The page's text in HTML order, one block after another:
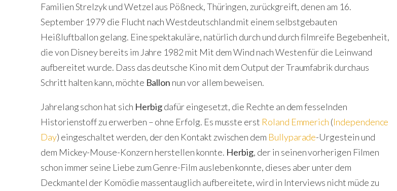
Familien Strelzyk und Wetzel aus Pößneck, Thüringen, zurückgreift, denen am 16.
September 1979 die Flucht nach Westdeutschland mit einem selbstgebauten
Heißluftballon gelang. Eine spektakuläre, natürlich durch und durch filmreife Begebenheit,
die von Disney bereits im Jahre 1982 mit Mit dem Wind nach Westen für die Leinwand
aufbereitet wurde. Dass das deutsche Kino mit dem Output der Traumfabrik durchaus
Schritt halten kann, möchte Ballon nun vor allem beweisen.
Jahrelang schon hat sich Herbigdafür eingesetzt, die Rechte an dem fesselnden
Historienstoff zu erwerben – ohne Erfolg. Es musste erst Roland Emmerich (Independence
Day) eingeschaltet werden, der den Kontakt zwischen dem Bullyparade-Urgestein und
dem Mickey-Mouse-Konzern herstellen konnte. Herbig, der in seinen vorherigen Filmen
schon immer seine Liebe zum Genre-Film ausleben konnte, dieses aber unter dem
Deckmantel der Komödie massentauglich aufbereitete, wird in Interviews nicht müde zu